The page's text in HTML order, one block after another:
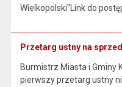
Wielkopolski"Link do
Przetarg ustny na
Burmistrz Miasta i Gminy
pierwszy przetarg ustny